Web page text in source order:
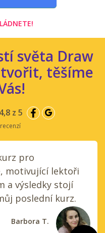
světa Draw
těšíme
4,8 z 5
pro
motivující lektoři
a výsledky stojí
poslední kurz.
Barbora T.